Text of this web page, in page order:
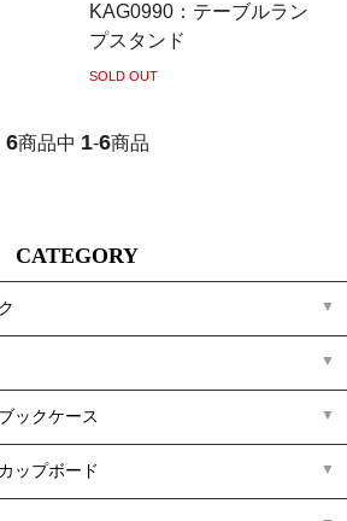
KAG0990：テーブルラン
プスタンド
SOLD OUT
6商品中 1-6商品
CATEGORY
ックケース
ップボード